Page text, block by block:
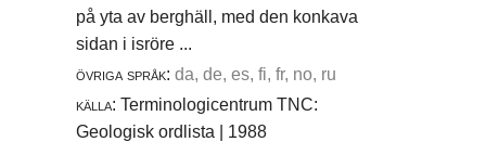
på yta av berghäll, med den konkava
sidan i isröre ...
övriga språk: da, de, es, fi, fr, no, ru
källa: Terminologicentrum TNC:
Geologisk ordlista | 1988